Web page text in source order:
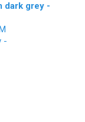
dark grey -